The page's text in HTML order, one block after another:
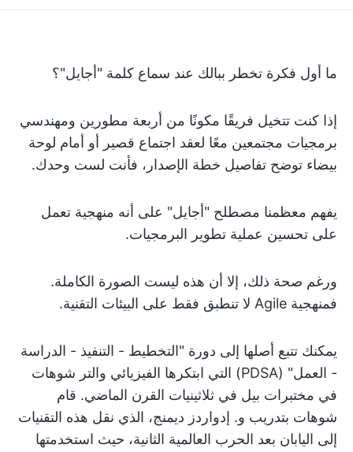
ما أول فكرة تخطر ببالك عند سماع كلمة "أجايل"؟
إذا كنت تتخيل فريقًا مكونًا من أربعة مطورين ومهندسي
برمجيات مجتمعين معًا لعقد اجتماع قصير أو أمام لوحة
بيضاء توضح تفاصيل خطة الإصدار، فأنت لست وحدك.
يفهم معظمنا مصطلح "أجايل" على أنه منهجية تعمل
على تحسين عملية تطوير البرمجيات.
ورغم صحة ذلك، إلا أن هذه ليست الصورة الكاملة.
فمنهجية Agile لا تنطبق فقط على البيئات التقنية.
يمكنك تتبع أصلها إلى دورة "التخطيط - التنفيذ - الدراسة
- العمل" (PDSA) التي ابتكرها الفيزيائي والتر شوهات
في مختبرات بيل في ثلاثينيات القرن الماضي. قام
شوهات بتدريب و. إدواردز ديمنج، الذي نقل هذه التقنيات
إلى اليابان بعد الحرب العالمية الثانية، حيث استخدمتها